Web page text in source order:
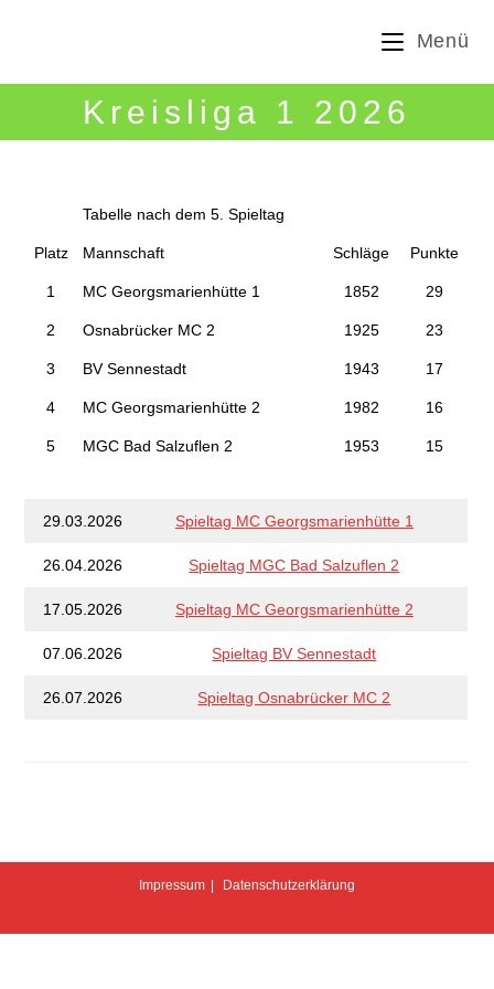
Menü
Kreisliga 1 2026
Tabelle nach dem 5. Spieltag
Platz Mannschaft Schläge Punkte
1 MC Georgsmarienhütte 1 1852 29
2 Osnabrücker MC 2 1925 23
3 BV Sennestadt 1943 17
4 MC Georgsmarienhütte 2 1982 16
5 MGC Bad Salzuflen 2 1953 15
29.03.2026 Spieltag MC Georgsmarienhütte 1
26.04.2026 Spieltag MGC Bad Salzuflen 2
17.05.2026 Spieltag MC Georgsmarienhütte 2
07.06.2026 Spieltag BV Sennestadt
26.07.2026 Spieltag Osnabrücker MC 2
Impressum Datenschutzerklärung